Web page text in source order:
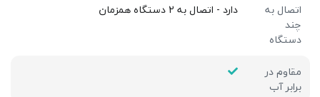
اتصال به
چند
دستگاه
دارد - اتصال به 2 دستگاه همزمان
مقاوم در
برابر آب